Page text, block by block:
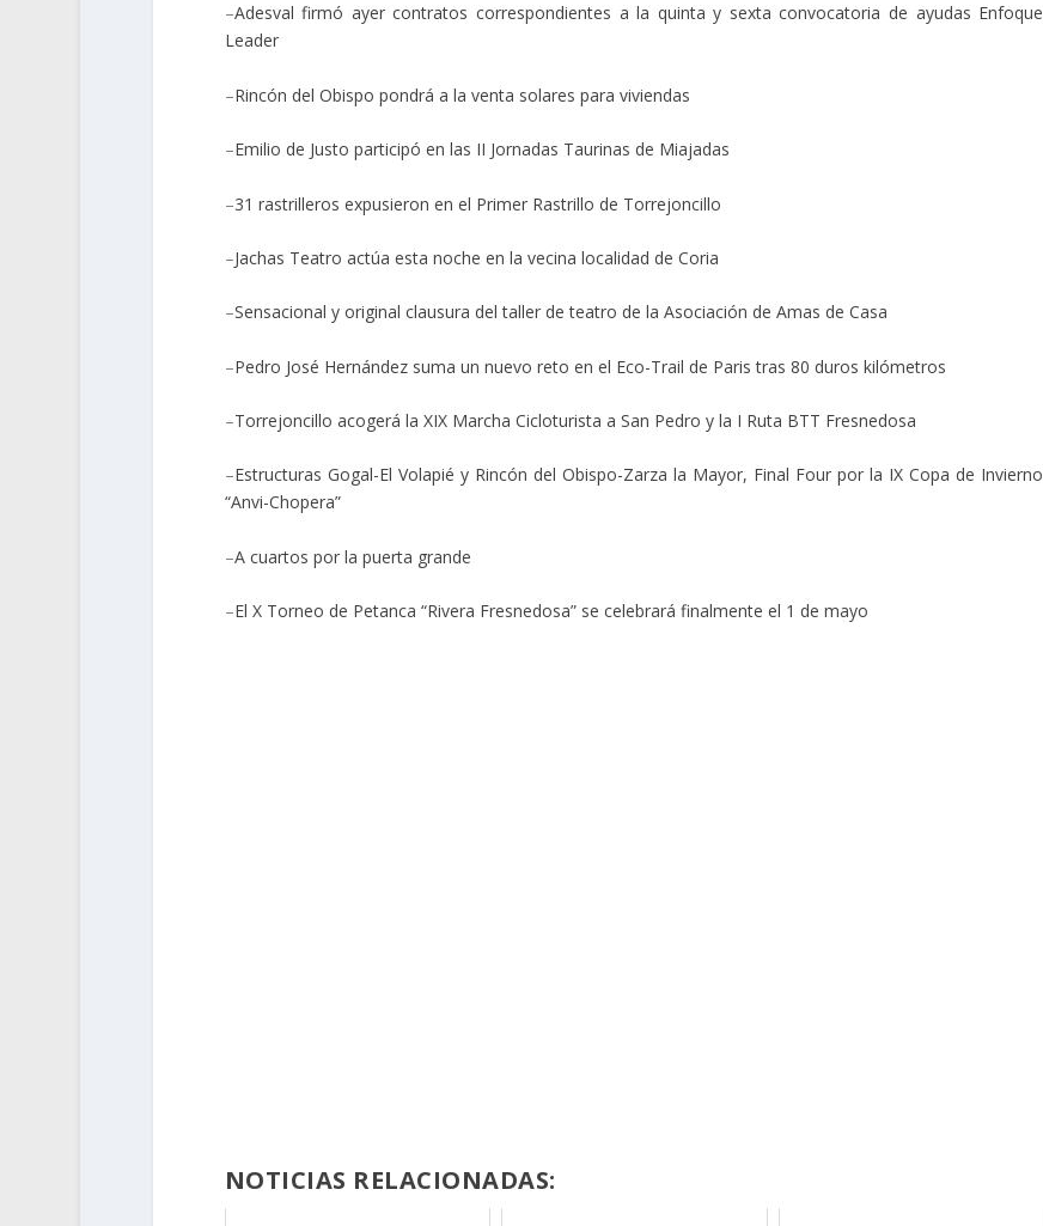
–Adesval firmó ayer contratos correspondientes a la quinta y sexta convocatoria de ayudas Enfoque
Leader
–Rincón del Obispo pondrá a la venta solares para viviendas
–Emilio de Justo participó en las II Jornadas Taurinas de Miajadas
–31 rastrilleros expusieron en el Primer Rastrillo de Torrejoncillo
–Jachas Teatro actúa esta noche en la vecina localidad de Coria
–Sensacional y original clausura del taller de teatro de la Asociación de Amas de Casa
–Pedro José Hernández suma un nuevo reto en el Eco-Trail de Paris tras 80 duros kilómetros
–Torrejoncillo acogerá la XIX Marcha Cicloturista a San Pedro y la I Ruta BTT Fresnedosa
–Estructuras Gogal-El Volapié y Rincón del Obispo-Zarza la Mayor, Final Four por la IX Copa de Invierno
“Anvi-Chopera”
–
–El X Torneo de Petanca “Rivera Fresnedosa” se celebrará finalmente el 1 de mayo
NOTICIAS RELACIONADAS: